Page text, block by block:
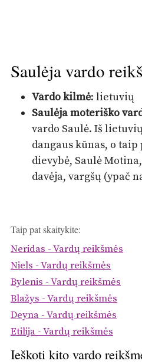
Saulėja vardo
Vardo kilmė: lietuvių
Saulėja moteriško
vardo Saulė. Iš
dangaus kūnas, o
dievybė, Saulė
davėja, vargšų (ypač
Taip pat skaitykite:
Neridas - Vardų reikšmės
Niels - Vardų reikšmės
Bylenis - Vardų reikšmės
Blažys - Vardų reikšmės
Deyna - Vardų reikšmės
Etilija - Vardų reikšmės
Ieškoti kito vardo